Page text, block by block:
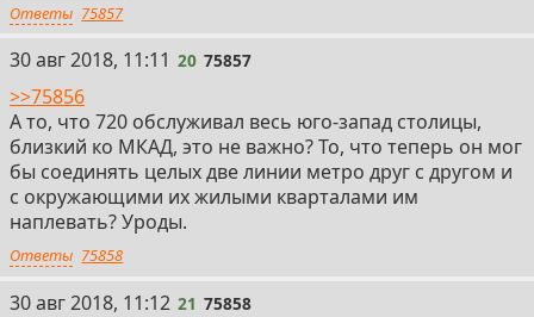
Ответы 75857
20
30 авг 2018, 11:11 20 75857
>>75856
А то, что 720 обслуживал весь юго-запад столицы,
близкий ко МКАД, это не важно? То, что теперь он мог
бы соединять целых две линии метро друг с другом и
с окружающими их жилыми кварталами им
наплевать? Уроды.
Ответы 75858
21
30 авг 2018, 11:12 21 75858